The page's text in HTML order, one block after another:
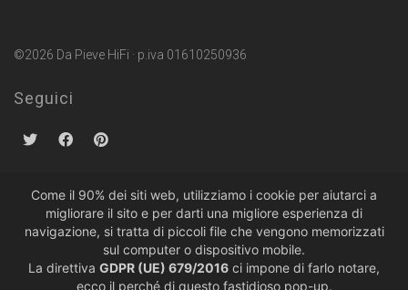
©2026 Da Pieve HiFi · p.iva 01610250936
Seguici
Politiche sulla Privacy· Condizioni di Vendita
Come il 90% dei siti web, utilizziamo i cookie per aiutarci a
migliorare il sito e per darti una migliore esperienza di
navigazione, si tratta di piccoli file che vengono memorizzati
sul computer o dispositivo mobile.
La direttiva GDPR (UE) 679/2016 ci impone di farlo notare,
ecco il perché di questo fastidioso pop-up.